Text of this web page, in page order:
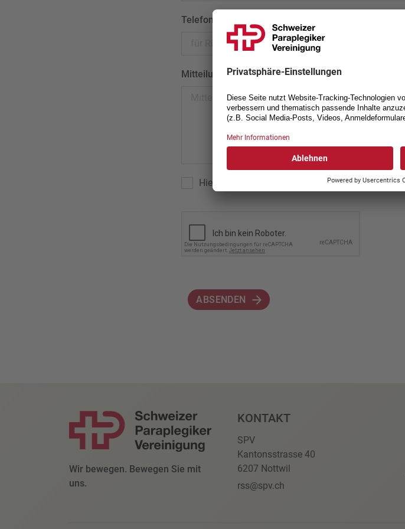
Telefon
Mitteilung
Hiermit akzeptiere ich die *
ABSENDEN
Wir bewegen. Bewegen Sie mit
uns.
KONTAKT
SPV
Kantonsstrasse 40
6207 Nottwil
rss@spv.ch